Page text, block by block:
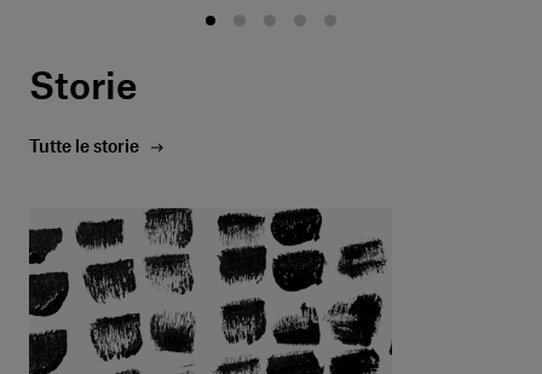
Storie
Tutte le storie